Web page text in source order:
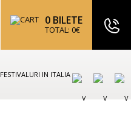
0 BILETE
TOTAL: 0€
FESTIVALURI IN ITALIA